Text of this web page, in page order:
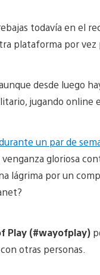
todavía en el
plataforma por vez
desde luego
jugando online
un par de
gloriosa
lágrima por un
Play (#wayofplay)
otras personas.